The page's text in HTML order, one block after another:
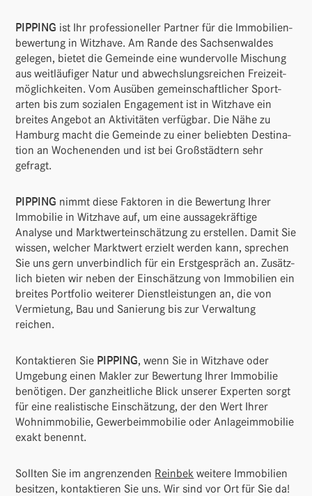
PIPPING ist Ihr profes­sio­neller Partner für die Immo­bi­li­en­
be­wer­tung in Witz­have. Am Rande des Sach­sen­waldes
gelegen, bietet die Gemeinde eine wunder­volle Mischung
aus weit­läu­figer Natur und abwechs­lungs­rei­chen Frei­zeit­
mög­lich­keiten. Vom Ausüben gemein­schaft­li­cher Sport­
arten bis zum sozialen Enga­ge­ment ist in Witz­have ein
breites Angebot an Akti­vi­täten verfügbar. Die Nähe zu
Hamburg macht die Gemeinde zu einer beliebten Desti­na­
tion an Wochen­enden und ist bei Groß­städ­tern sehr
gefragt.
PIPPING nimmt diese Faktoren in die Bewer­tung Ihrer
Immo­bilie in Witz­have auf, um eine aussa­ge­kräf­tige
Analyse und Markt­wert­ein­schät­zung zu erstellen. Damit Sie
wissen, welcher Markt­wert erzielt werden kann, spre­chen
Sie uns gern unver­bind­lich für ein Erst­ge­spräch an. Zusätz­
lich bieten wir neben der Einschät­zung von Immo­bi­lien ein
breites Port­folio weiterer Dienst­leis­tungen an, die von
Vermie­tung, Bau und Sanie­rung bis zur Verwal­tung
reichen.
Kontak­tieren Sie PIPPING, wenn Sie in Witz­have oder
Umge­bung einen Makler zur Bewer­tung Ihrer Immo­bilie
benö­tigen. Der ganz­heit­liche Blick unserer Experten sorgt
für eine realis­ti­sche Einschät­zung, der den Wert Ihrer
Wohn­im­mo­bilie, Gewer­be­im­mo­bilie oder Anla­ge­im­mo­bilie
exakt benennt.
Sollten Sie im angren­zenden Reinbek weitere Immo­bi­lien
besitzen, kontak­tieren Sie uns. Wir sind vor Ort für Sie da!